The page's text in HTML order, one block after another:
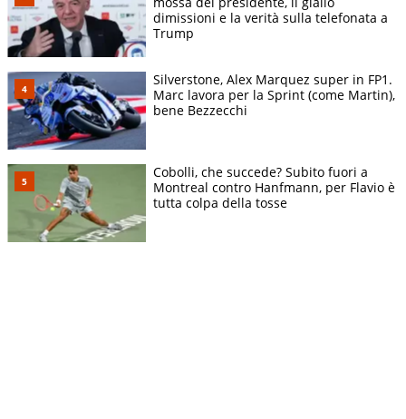
dimissioni e la verità sulla telefonata a
Trump
Silverstone, Alex Marquez super in FP1.
Marc lavora per la Sprint (come Martin),
bene Bezzecchi
Cobolli, che succede? Subito fuori a
Montreal contro Hanfmann, per Flavio è
tutta colpa della tosse